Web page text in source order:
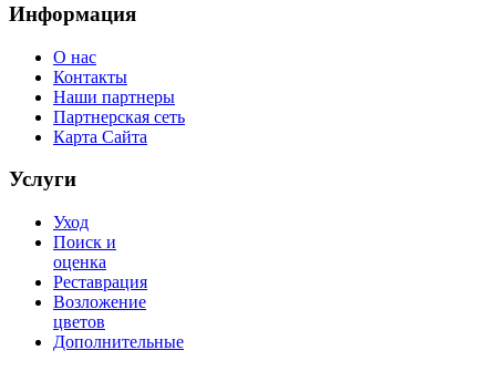
Информация
О нас
Контакты
Наши партнеры
Партнерская сеть
Карта Сайта
Услуги
Уход
Поиск и
оценка
Реставрация
Возложение
цветов
Дополнительные